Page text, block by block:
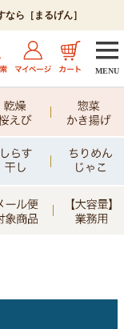
ら［まるげん］
MENU